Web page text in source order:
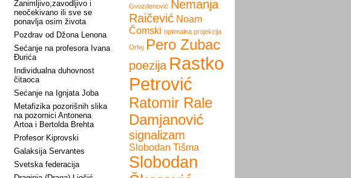
Zanimljivo,zavodljivo i
neočekivano ili sve se
ponavlja osim života
Pozdrav od Džona Lenona
Sećanje na profesora Ivana
Đurića
Individualna duhovnost
čitaoca
Sećanje na Ignjata Joba
Metafizika pozorišnih slika
na pozornici Antonena
Artoa i Bertolda Brehta
Profesor Kiprovski
Galaksija Servantes
Svetska federacija
Gvozdenović Nemanja
Raičević Noam
Čomski optimalna projekcija
Orfej Pero Zubac
poezija Rastko
Petrović
Ratomir Rale
Damjanović
signalizam
Slobodan Tišma
Slobodan